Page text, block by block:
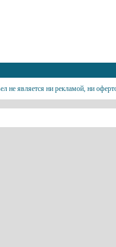
не является ни рекламой, ни